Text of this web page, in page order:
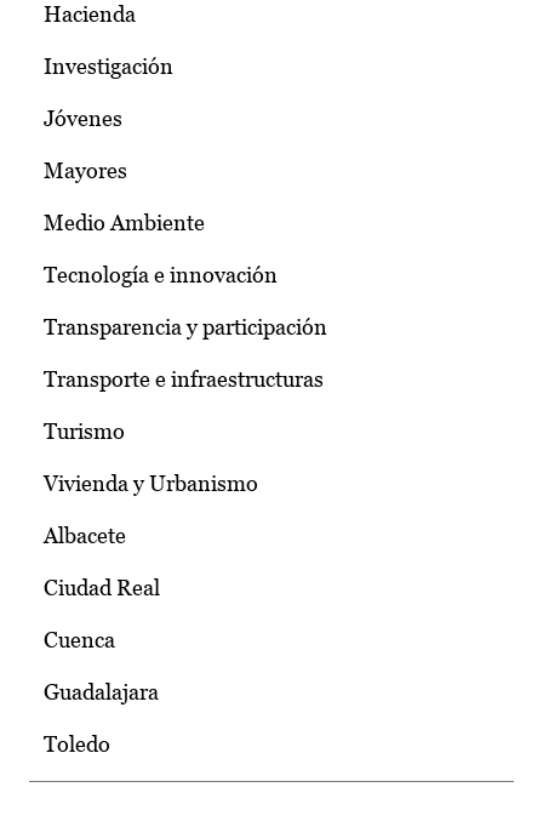
Hacienda
Investigación
Jóvenes
Mayores
Medio Ambiente
Tecnología e innovación
Transparencia y participación
Transporte e infraestructuras
Turismo
Vivienda y Urbanismo
Albacete
Ciudad Real
Cuenca
Guadalajara
Toledo